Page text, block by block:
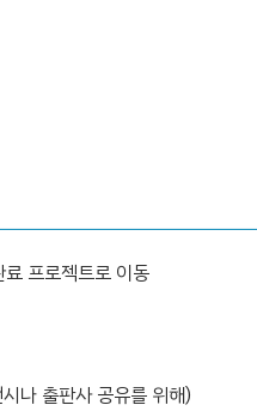
프로젝트로 이동
나 출판사 공유를 위해)